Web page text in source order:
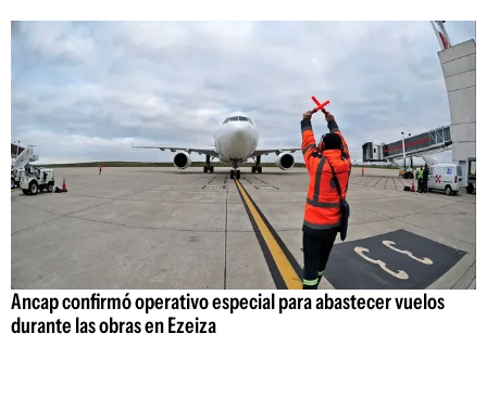
Ancap confirmó operativo especial para abastecer vuelos
durante las obras en Ezeiza